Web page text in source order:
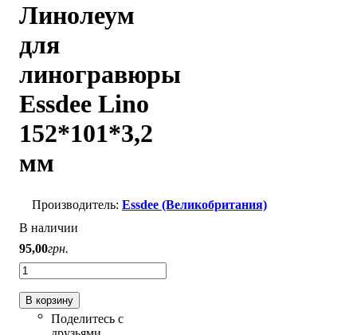
Линолеум
для
линогравюры
Essdee Lino
152*101*3,2
мм
Essdee (Великобритания)
В наличии
95,00грн.
В корзину